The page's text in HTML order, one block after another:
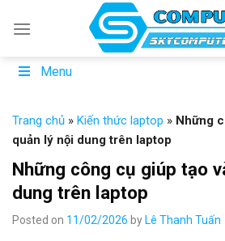
Menu
Trang chủ » Kiến thức laptop » Những
quản lý nội dung trên laptop
Những công cụ giúp tạo
dung trên laptop
Posted on 11/02/2026 by Lê Thanh Tuấn